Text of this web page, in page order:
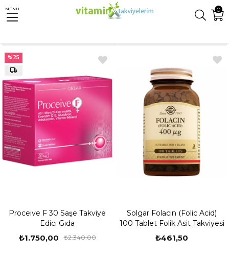
0
MENU
Anasayfa Folik Asit
Proceive F 30 Saşe Takviye
Edici Gıda
₺1.750,00 ₺2.340,00
%25
Solgar Folacin (Folic Acid)
100 Tablet Folik Asit Takviyesi
₺461,50